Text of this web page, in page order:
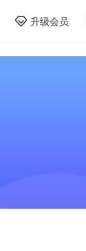
升级会员